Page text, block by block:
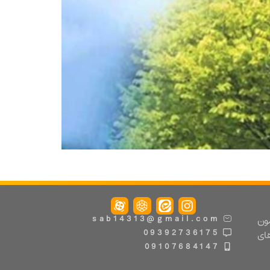
sab14313@gmail.com
09392736175
09107684147